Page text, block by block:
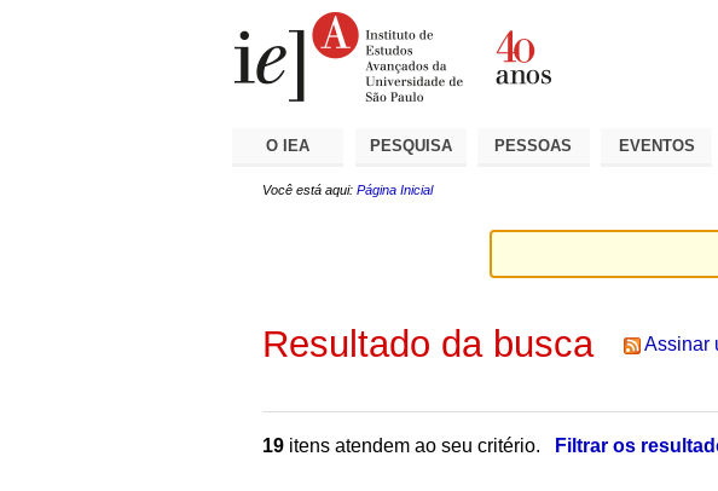
O IEA PESQUISA PESSOAS EVENTOS
Você está aqui: Página Inicial
Resultado da busca Assinar
19 itens atendem ao seu critério.
Filtrar os